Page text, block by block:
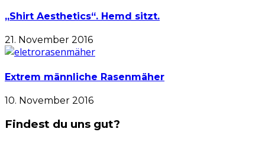
„Shirt Aesthetics“. Hemd sitzt.
21. November 2016
Extrem männliche Rasenmäher
10. November 2016
Findest du uns gut?